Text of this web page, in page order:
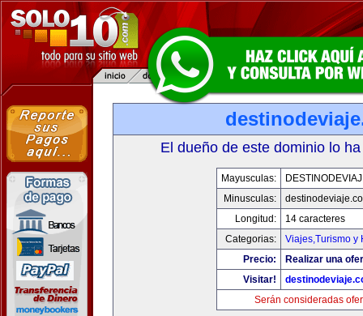
El dueño de este dominio lo
Mayusculas:
Minusculas:
Longitud:
14 caracteres
Categorias:
Viajes,Turismo y
Precio:
Realizar una
Visitar!
Serán consideradas